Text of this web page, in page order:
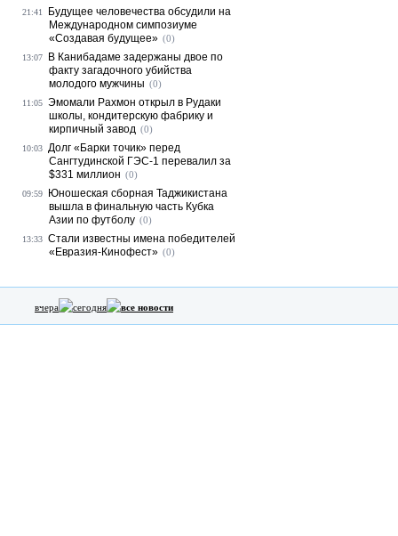
21:41
Будущее человечества обсудили на
Международном симпозиуме
«Создавая будущее» (0)
13:07
В Канибадаме задержаны двое по
факту загадочного убийства
молодого мужчины (0)
11:05 Эмомали Рахмон открыл в Рудаки
школы, кондитерскую фабрику и
кирпичный завод (0)
10:03 Долг «Барки точик» перед
Сангтудинской ГЭС-1 перевалил за
$331 миллион (0)
09:59
Юношеская сборная Таджикистана
вышла в финальную часть Кубка
Азии по футболу (0)
13:33 Стали известны имена победителей
«Евразия-Кинофест» (0)
вчера сегодня все новости